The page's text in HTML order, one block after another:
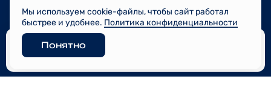
О компании
© FORUM 2026
Разработано
Мы используем cookie-файлы, чтобы сайт работал
быстрее и удобнее. Политика конфиденциальности
Понятно